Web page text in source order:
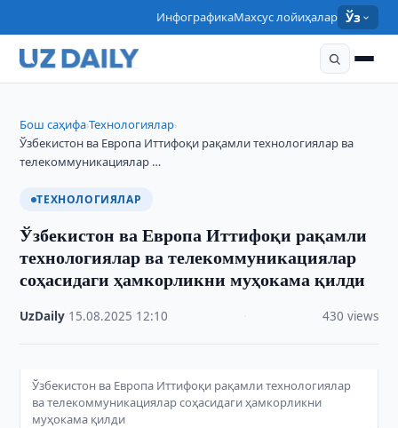
ИнфографикаМахсус лойиҳалар Ўз
Бош саҳифа›Технологиялар›
Ўзбекистон ва Европа Иттифоқи рақамли технологиялар ва
телекоммуникациялар …
ТЕХНОЛОГИЯЛАР
Ўзбекистон ва Европа Иттифоқи рақамли
технологиялар ва телекоммуникациялар
соҳасидаги ҳамкорликни муҳокама қилди
UzDaily 15.08.2025 12:10 430 views
Ўзбекистон ва Европа Иттифоқи рақамли технологиялар
ва телекоммуникациялар соҳасидаги ҳамкорликни
муҳокама қилди